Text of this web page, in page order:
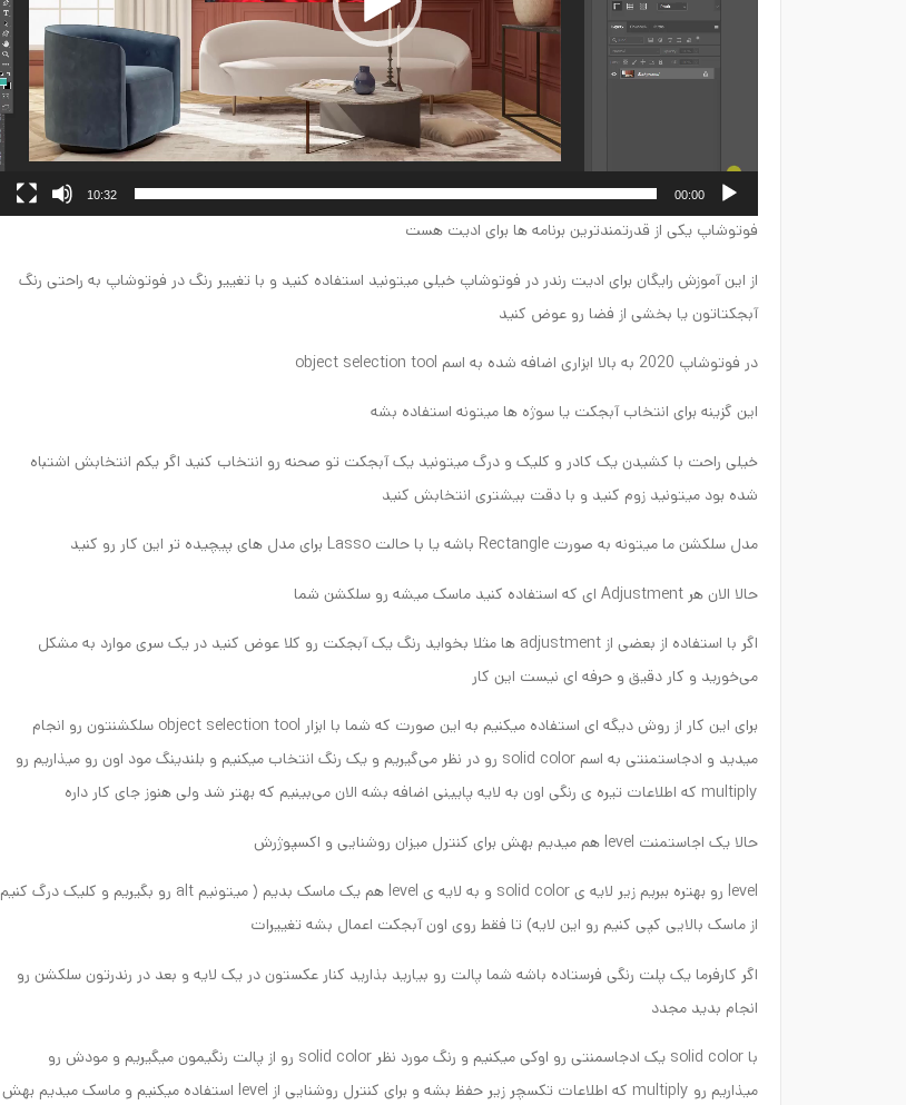
00:00
10:32
فوتوشاپ یکی از قدرتمندترین برنامه ها برای ادیت هست
از این آموزش رایگان برای ادیت رندر در فوتوشاپ خیلی میتونید استفاده کنید و با تغییر رنگ در فوتوشاپ به راحتی رنگ
آبجکتاتون یا بخشی از فضا رو عوض کنید
در فوتوشاپ 2020 به بالا ابزاری اضافه شده به اسم object selection tool
این گزینه برای انتخاب آبجکت یا سوژه ها میتونه استفاده بشه
خیلی راحت با کشیدن یک کادر و کلیک و درگ میتونید یک آبجکت تو صحنه رو انتخاب کنید اگر یکم انتخابش اشتباه
شده بود میتونید زوم کنید و با دقت بیشتری انتخابش کنید
مدل سلکشن ما میتونه به صورت Rectangle باشه یا با حالت Lasso برای مدل های پیچیده تر این کار رو کنید
حالا الان هر Adjustment ای که استفاده کنید ماسک میشه رو سلکشن شما
اگر با استفاده از بعضی از adjustment ها مثلا بخواید رنگ یک آبجکت رو کلا عوض کنید در یک سری موارد به مشکل
می‌خورید و کار دقیق و حرفه ای نیست این کار
برای این کار از روش دیگه ای استفاده میکنیم به این صورت که شما با ابزار object selection tool سلکشنتون رو انجام
میدید و ادجاستمنتی به اسم solid color رو در نظر می‌گیریم و یک رنگ انتخاب میکنیم و بلندینگ مود اون رو میذاریم رو
multiply که اطلاعات تیره ی رنگی اون به لایه پایینی اضافه بشه الان می‌بینیم که بهتر شد ولی هنوز جای کار داره
حالا یک اجاستمنت level هم میدیم بهش برای کنترل میزان روشنایی و اکسپوژرش
level رو بهتره ببریم زیر لایه ی solid color و به لایه ی level هم یک ماسک بدیم ( میتونیم alt رو بگیریم و کلیک درگ کنیم
از ماسک بالایی کپی کنیم رو این لایه) تا فقط روی اون آبجکت اعمال بشه تغییرات
اگر کارفرما یک پلت رنگی فرستاده باشه شما پالت رو بیارید بذارید کنار عکستون در یک لایه و بعد در رندرتون سلکشن رو
انجام بدید مجدد
با solid color یک ادجاسمنتی رو اوکی میکنیم و رنگ مورد نظر solid color رو از پالت رنگیمون میگیریم و مودش رو
میذاریم رو multiply که اطلاعات تکسچر زیر حفظ بشه و برای کنترل روشنایی از level استفاده میکنیم و ماسک میدیم بهش